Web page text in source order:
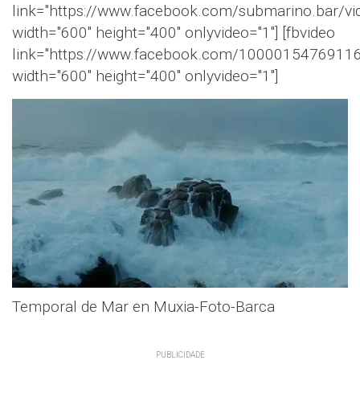
link="https://www.facebook.com/submarino.bar/
width="600" height="400" onlyvideo="1"] [fbvideo
link="https://www.facebook.com/
width="600" height="400" onlyvideo="1"]
Temporal de Mar en Muxia-Foto-Barca